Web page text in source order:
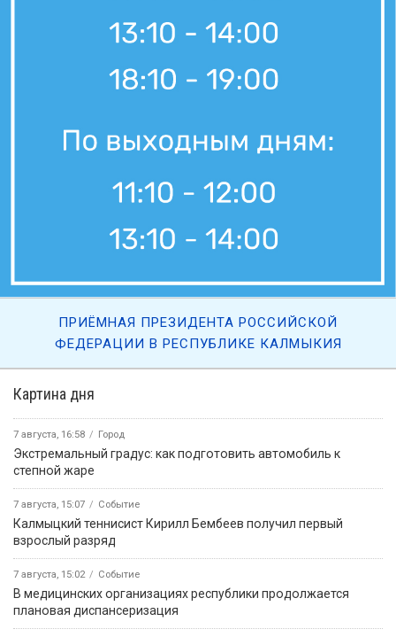
Картина дня
7 августа, 16:58 Город
Экстремальный градус: как подготовить автомобиль к
степной жаре
7 августа, 15:07 Событие
Калмыцкий теннисист Кирилл Бембеев получил первый
взрослый разряд
7 августа, 15:02 Событие
В медицинских организациях республики продолжается
плановая диспансеризация
ПРИЁМНАЯ ПРЕЗИДЕНТА РОССИЙСКОЙ
ФЕДЕРАЦИИ В РЕСПУБЛИКЕ КАЛМЫКИЯ